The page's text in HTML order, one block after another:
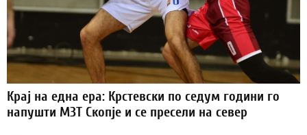
Крај на една ера: Крстевски по седум години го
напушти МЗТ Скопје и се пресели на север